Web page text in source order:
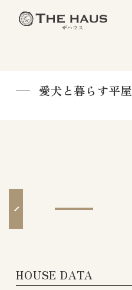
愛犬と暮らす平屋
HOUSE DATA